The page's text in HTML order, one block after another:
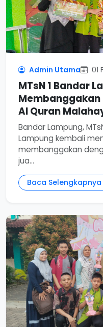
Admin Utama 01
MTsN 1 Bandar
Membanggakan
Al Quran
Bandar Lampung,
Lampung kembali
membanggakan
jua...
Baca Selengkapnya